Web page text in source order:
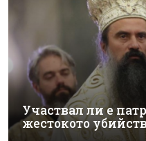
Участвал ли е
жестокото